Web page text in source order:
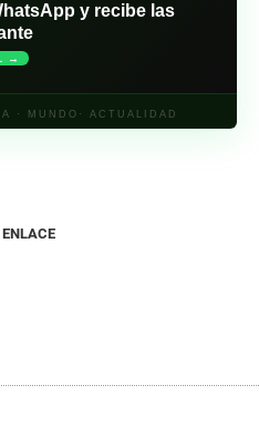
y recibe las
→
· MUNDO· ACTUALIDAD